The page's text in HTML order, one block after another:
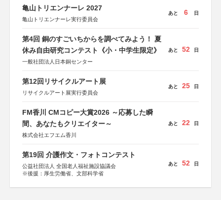
亀山トリエンナーレ 2027
亀山トリエンナーレ実行委員会
あと 6 日
第4回 銅のすごいちからを調べてみよう！ 夏
休み自由研究コンテスト《小・中学生限定》
一般社団法人日本銅センター
あと 52 日
第12回リサイクルアート展
リサイクルアート展実行委員会
あと 25 日
FM香川 CMコピー大賞2026 ～応募した瞬
間、あなたもクリエイター～
株式会社エフエム香川
あと 22 日
第19回 介護作文・フォトコンテスト
公益社団法人 全国老人福祉施設協議会
※後援：厚生労働省、文部科学省
あと 52 日